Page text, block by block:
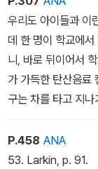
우리도 아이들과 이
데 한 명이 학교에
니, 바로 뒤이어서
가 가득한 탄산음료
구는 차를 타고 지
서 유리병과 쓰레기
가 낮은 아이들에게
다.⁵³) 한아이가 체
P.458 ANA
53. Larkin, p. 91.